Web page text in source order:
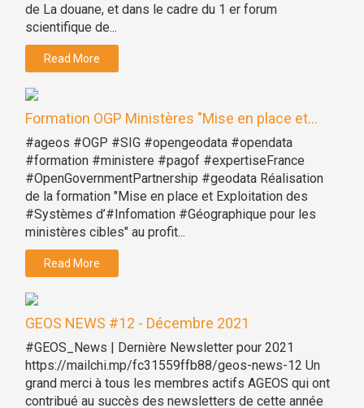
de La douane, et dans le cadre du 1 er forum
scientifique de...
Read More
Formation OGP Ministères "Mise en place et...
#ageos #OGP #SIG #opengeodata #opendata
#formation #ministere #pagof #expertiseFrance
#OpenGovernmentPartnership #geodata Réalisation
de la formation "Mise en place et Exploitation des
#Systèmes d’#Infomation #Géographique pour les
ministères cibles" au profit...
Read More
GEOS NEWS #12 - Décembre 2021
#GEOS_News | Dernière Newsletter pour 2021
https://mailchi.mp/fc31559ffb88/geos-news-12 Un
grand merci à tous les membres actifs AGEOS qui ont
contribué au succès des newsletters de cette année